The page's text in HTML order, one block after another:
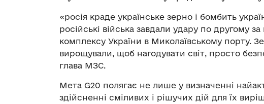
«росія краде українське зерно і бомбить
російські війська завдали удару по другому
комплексу України в Миколаївському порту.
вирощували, щоб нагодувати світ, просто
глава МЗС.
Мета G20 полягає не лише у визначенні
здійсненні сміливих і рішучих дій для їх